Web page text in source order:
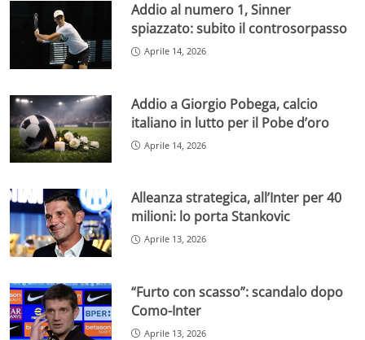
Addio al numero 1, Sinner
spiazzato: subito il controsorpasso
Aprile 14, 2026
Addio a Giorgio Pobega, calcio
italiano in lutto per il Pobe d’oro
Aprile 14, 2026
Alleanza strategica, all’Inter per 40
milioni: lo porta Stankovic
Aprile 13, 2026
“Furto con scasso”: scandalo dopo
Como-Inter
Aprile 13, 2026